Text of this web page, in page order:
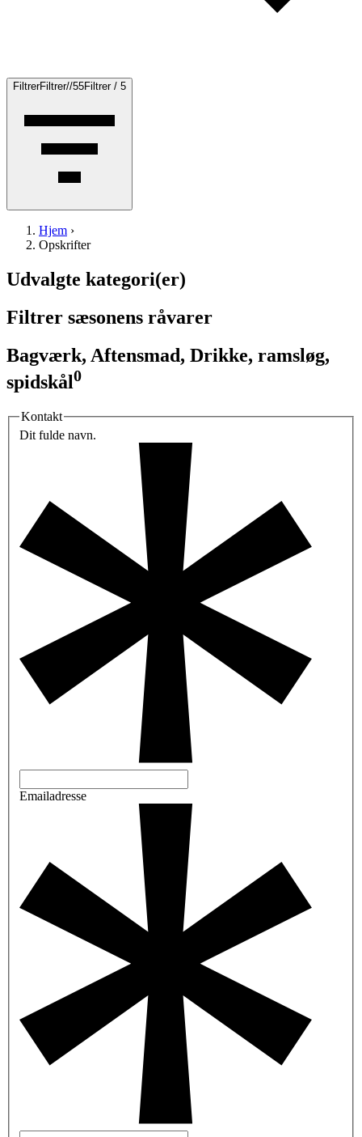
FiltrerFiltrer//55 Filtrer / 5
Hjem ›
Opskrifter
Udvalgte kategori(er)
Filtrer sæsonens råvarer
Bagværk, Aftensmad, Drikke, ramsløg,
spidskål0
Kontakt
Dit fulde navn.
Emailadresse